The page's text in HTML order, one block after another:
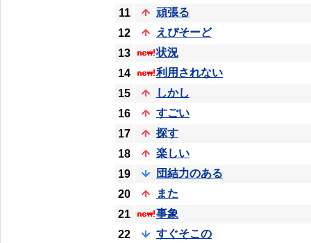
11
頑張る
12
えぴそーど
13
状況
14
利用されない
15
しかし
16
すごい
17
探す
18
楽しい
19
団結力のある
20
また
21
事象
22
すぐそこの